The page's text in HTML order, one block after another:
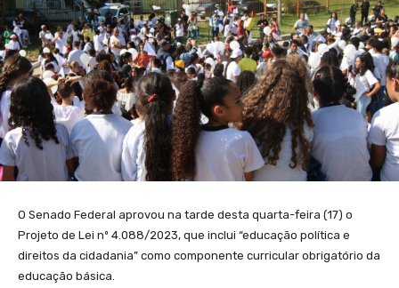
O Senado Federal aprovou na tarde desta quarta-feira (17) o
Projeto de Lei nº 4.088/2023, que inclui “educação política e
direitos da cidadania” como componente curricular obrigatório da
educação básica.